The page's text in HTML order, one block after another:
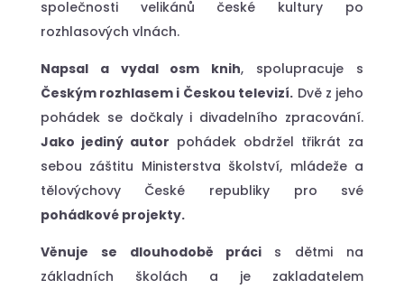
společnosti velikánů české kultury po
rozhlasových vlnách.
Napsal a vydal osm knih, spolupracuje s
Českým rozhlasem i Českou televizí. Dvě z jeho
pohádek se dočkaly i divadelního zpracování.
Jako jediný autor pohádek obdržel třikrát za
sebou záštitu Ministerstva školství, mládeže a
tělovýchovy České republiky pro své
pohádkové projekty.
Věnuje se dlouhodobě práci
s dětmi na
základních školách a je zakladatelem